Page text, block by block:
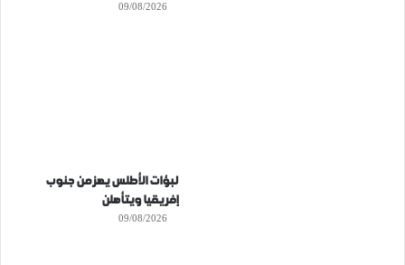
09/08/2026
لبؤات الأطلس يهزمن جنوب
إفريقيا ويتأهلن
09/08/2026